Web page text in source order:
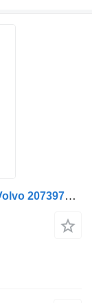
Intinzător de curele zatezač remena za Volvo 20739751 20935521 21422765 7420739751 7420935521 7421422765 kamiona